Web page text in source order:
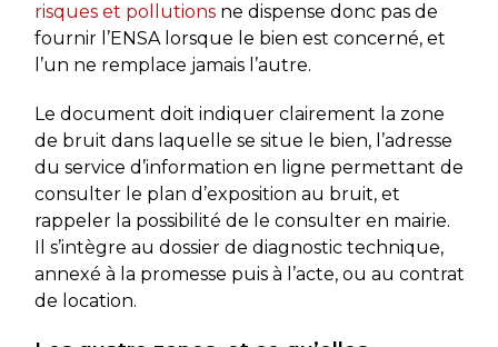
risques et pollutionsne dispense donc pas de
fournir l’ENSA lorsque le bien est concerné, et
l’un ne remplace jamais l’autre.
Le document doit indiquer clairement la zone
de bruit dans laquelle se situe le bien, l’adresse
du service d’information en ligne permettant de
consulter le plan d’exposition au bruit, et
rappeler la possibilité de le consulter en mairie.
Il s’intègre au dossier de diagnostic technique,
annexé à la promesse puis à l’acte, ou au contrat
de location.